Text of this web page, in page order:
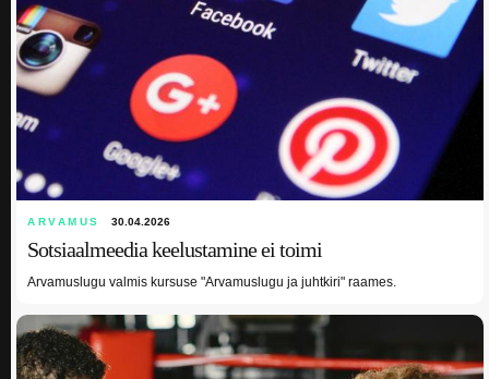
ARVAMUS 30.04.2026
Sotsiaalmeedia keelustamine ei toimi
Arvamuslugu valmis kursuse "Arvamuslugu ja juhtkiri" raames.